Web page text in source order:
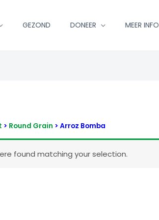
GEZOND DONEER MEER INFO
> Round Grain > Arroz Bomba
found matching your selection.